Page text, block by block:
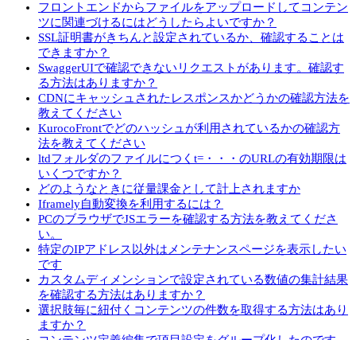
フロントエンドからファイルをアップロードしてコンテン
ツに関連づけるにはどうしたらよいですか？
SSL証明書がきちんと設定されているか、確認することは
できますか？
SwaggerUIで確認できないリクエストがあります。確認す
る方法はありますか？
CDNにキャッシュされたレスポンスかどうかの確認方法を
教えてください
KurocoFrontでどのハッシュが利用されているかの確認方
法を教えてください
ltdフォルダのファイルにつくt=・・・のURLの有効期限は
いくつですか？
どのようなときに従量課金として計上されますか
Iframely自動変換を利用するには？
PCのブラウザでJSエラーを確認する方法を教えてくださ
い。
特定のIPアドレス以外はメンテナンスページを表示したい
です
カスタムディメンションで設定されている数値の集計結果
を確認する方法はありますか？
選択肢毎に紐付くコンテンツの件数を取得する方法はあり
ますか？